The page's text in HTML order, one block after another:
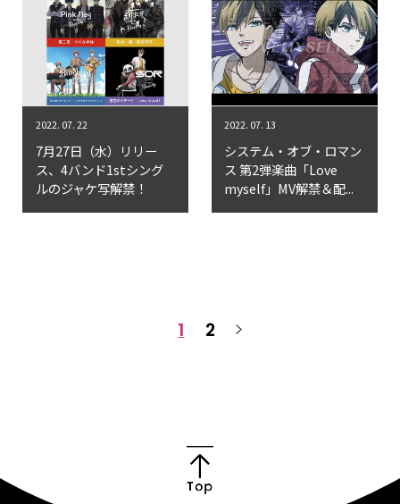
2022. 07. 22
7月27日（水）リリー
ス、4バンド1stシング
ルのジャケ写解禁！
2022. 07. 13
システム・オブ・ロマン
ス 第2弾楽曲「Love
myself」MV解禁＆配...
1 2